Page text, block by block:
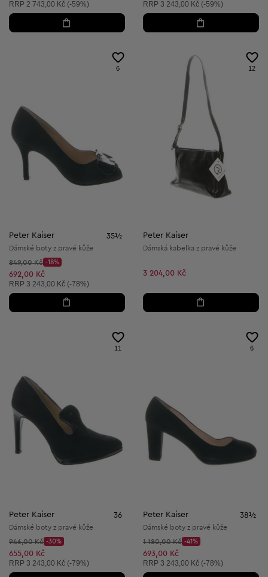
Doporučená cena:
RRP 2 743,00 Kč (-59%) Doporučená cena:
RRP 3 243,00 Kč (-59%)
6
Peter Kaiser 35½
Dámské boty z pravé kůže
Původní cena:
849,00 Kč
Discount Price:
-18%
Snížená cena:
692,00 Kč
Doporučená cena:
RRP 3 243,00 Kč (-78%)
12
Peter Kaiser
Dámská kabelka z pravé kůže
3 204,00 Kč
11
Peter Kaiser 36
Dámské boty z pravé kůže
Původní cena:
946,00 Kč
Discount Price:
-30%
Snížená cena:
655,00 Kč
Doporučená cena:
RRP 3 243,00 Kč (-79%)
6
Peter Kaiser 38½
Dámské boty z pravé kůže
Původní cena:
1 180,00 Kč
Discount Price:
-41%
Snížená cena:
693,00 Kč
Doporučená cena:
RRP 3 243,00 Kč (-78%)